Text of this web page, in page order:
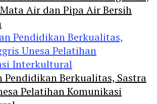
Air dan Pipa Air Bersih
Pendidikan Berkualitas, Sastra
Pelatihan Komunikasi